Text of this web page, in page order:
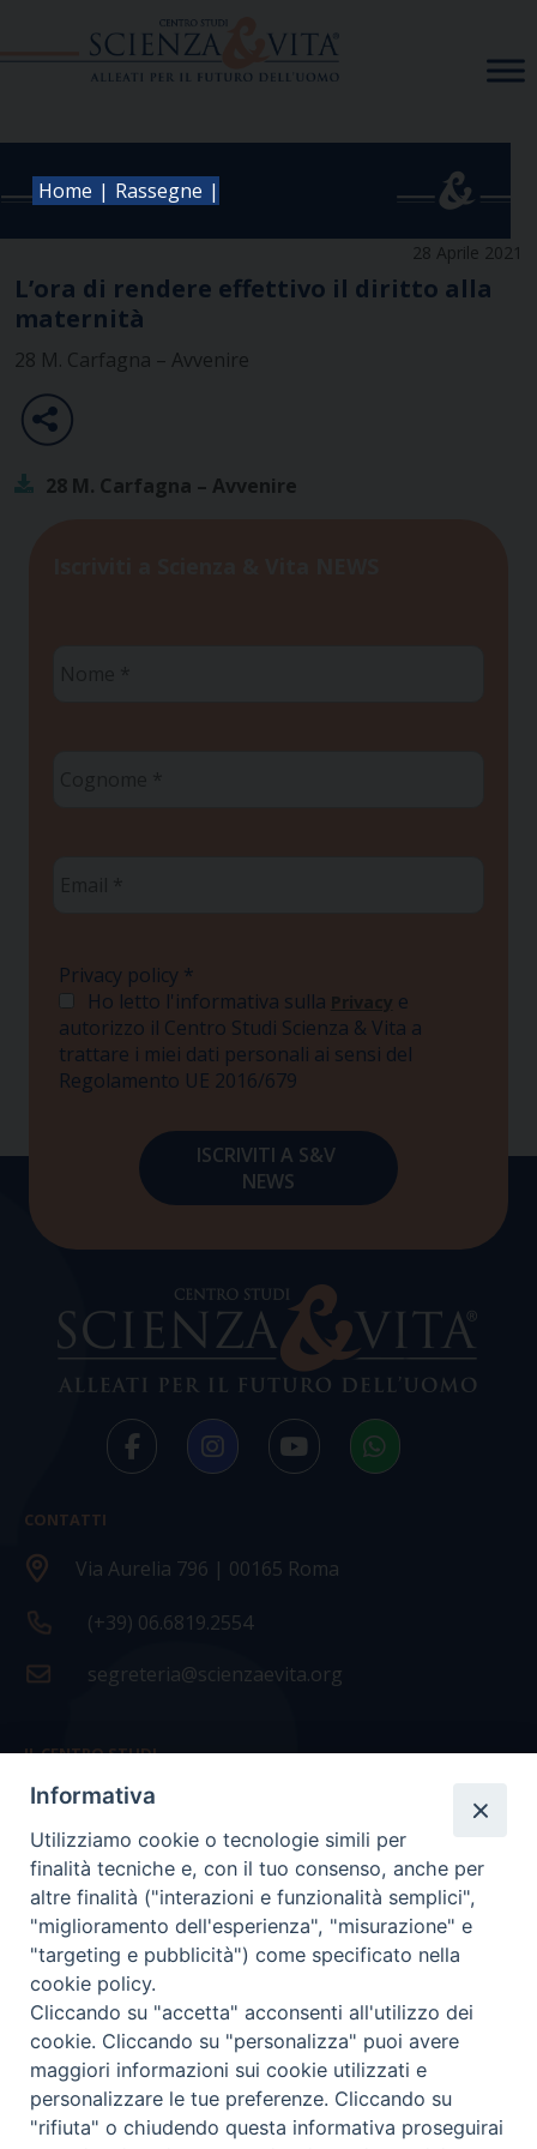
Home | Rassegne |
28 Aprile 2021
L’ora di rendere effettivo il diritto alla
maternità
28 M. Carfagna – Avvenire
28 M. Carfagna – Avvenire
Privacy policy *
Ho letto l'informativa sulla Privacy e
autorizzo il Centro Studi Scienza & Vita a
trattare i miei dati personali ai sensi del
Regolamento UE 2016/679
CONTATTI
Via Aurelia 796 | 00165 Roma
(+39) 06.6819.2554
segreteria@scienzaevita.org
IL CENTRO STUDI
La nostra storia
Statuto
Presidenza e ufficio presidenza
Consiglio scientifico
Coordinamento nazionale
COPYRIGHT Scienza & Vita - C.F96600690588- Tutti i
Informativa
Utilizziamo cookie o tecnologie simili per
finalità tecniche e, con il tuo consenso, anche per
altre finalità ("interazioni e funzionalità semplici",
"miglioramento dell'esperienza", "misurazione" e
"targeting e pubblicità") come specificato nella
cookie policy.
Cliccando su "accetta" acconsenti all'utilizzo dei
cookie. Cliccando su "personalizza" puoi avere
maggiori informazioni sui cookie utilizzati e
personalizzare le tue preferenze. Cliccando su
"rifiuta" o chiudendo questa informativa proseguirai